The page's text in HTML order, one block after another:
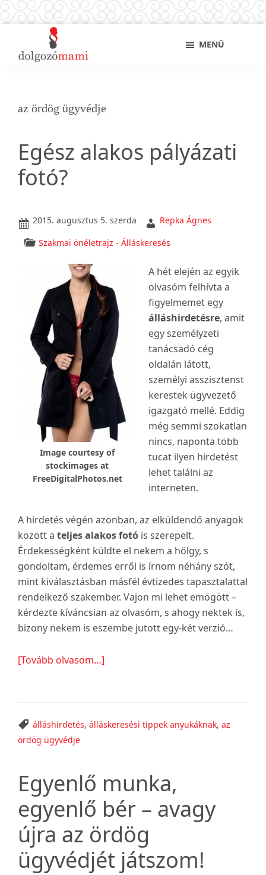
main
elsődleges
lábléchezDolgozó
álláskeresési
kismamáknak,
anyukáknak
MENÜ
az ördög ügyvédje
Egész alakos pályázati
fotó?
2015. augusztus 5. szerda Repka Ágnes
Szakmai önéletrajz - Álláskeresés
Image courtesy of
stockimages at
FreeDigitalPhotos.net
A hét elején az egyik
olvasóm felhívta a
figyelmemet egy
álláshirdetésre, amit
egy személyzeti
tanácsadó cég
oldalán látott,
személyi asszisztenst
kerestek ügyvezető
igazgató mellé. Eddig
még semmi szokatlan
nincs, naponta több
tucat ilyen hirdetést
lehet találni az
interneten.
A hirdetés végén azonban, az elküldendő anyagok
között a teljes alakos fotó is szerepelt.
Érdekességként küldte el nekem a hölgy, s
gondoltam, érdemes erről is írnom néhány szót,
mint kiválasztásban másfél évtizedes tapasztalattal
rendelkező szakember. Vajon mi lehet emögött –
kérdezte kíváncsian az olvasóm, s ahogy nektek is,
bizony nekem is eszembe jutott egy-két verzió…
[Tovább olvasom…]
fotó?
álláshirdetés, álláskeresési tippek anyukáknak, az
ördög ügyvédje
Egyenlő munka,
egyenlő bér – avagy
újra az ördög
ügyvédjét játszom!